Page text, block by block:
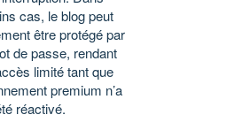
cas, le blog peut
être protégé par
de passe, rendant
limité tant que
premium n’a
réactivé.